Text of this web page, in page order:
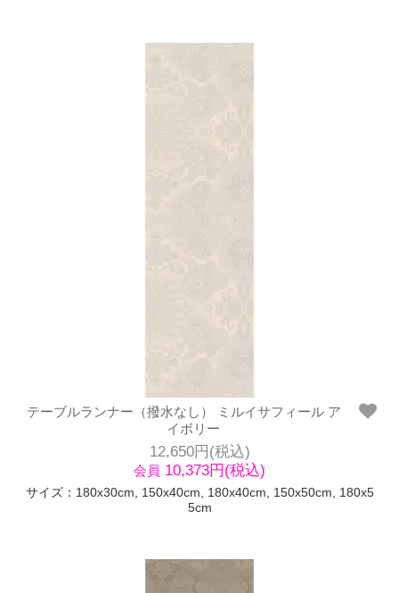
テーブルランナー（撥水なし） ミルイサフィール ア
イボリー
12,650円(税込)
会員 10,373円(税込)
サイズ：180x30cm, 150x40cm, 180x40cm, 150x50cm, 180x5
5cm